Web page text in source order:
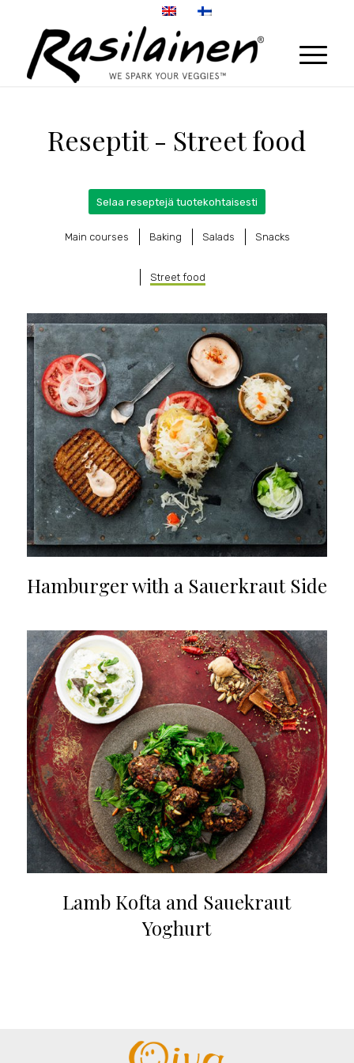
Reseptit - Street food
Selaa reseptejä tuotekohtaisesti
Main courses Baking Salads Snacks
Street food
Hamburger with a Sauerkraut Side
Lamb Kofta and Sauekraut
Yoghurt